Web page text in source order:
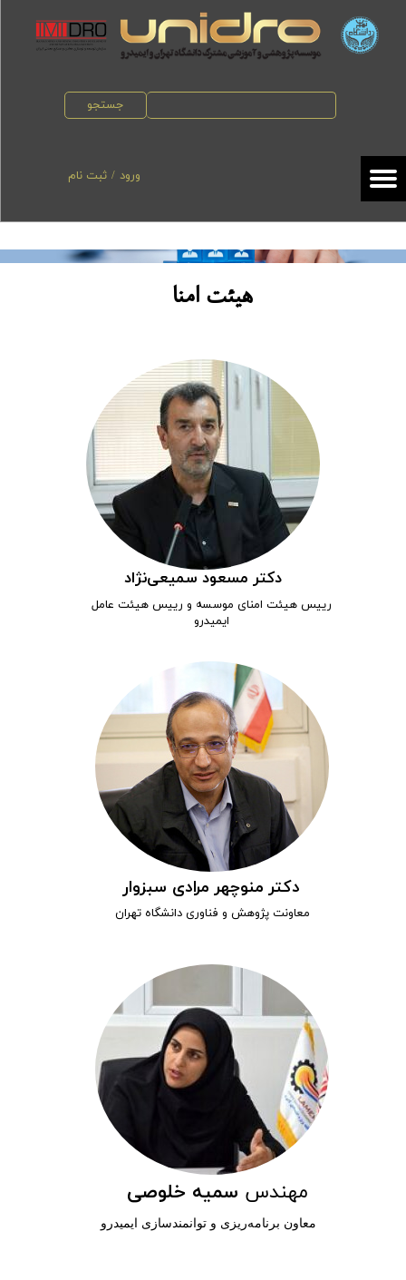
ورود / ثبت نام
حساب کاربری من
خروج از حساب کاربری
جستجو
هیئت امنا
رییس هیئت امنای موسسه و رییس هیئت عامل
ایمیدرو
دکتر مسعود سمیعی‌نژاد
دکتر منوچهر مرادی سبزوار
معاونت پژوهش و فناوری دانشگاه تهران
مهندس سمیه خلوصی
​​معاون برنامه‌ریزی و توانمندسازی ایمیدرو